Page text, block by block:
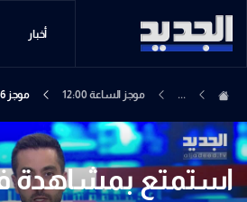
أخبار
... موجز الساعة 12:00 موجز 06-08-2026
استمتع بمشاهدة